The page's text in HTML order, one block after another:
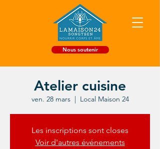
Nous soutenir
Atelier cuisine
ven. 28 mars
  |
Local Maison 24
Les inscriptions sont closes
Voir d'autres événements